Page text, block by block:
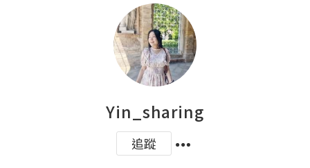
Yin_sharing
追蹤